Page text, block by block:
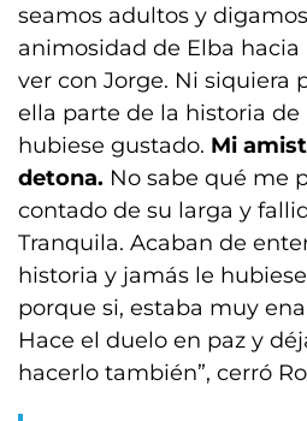
seamos adultos y
animosidad de Elba
ver con Jorge. Ni siquiera
ella parte de la historia
hubiese gustado. Mi
detona. No sabe qué me
contado de su larga y
Tranquila. Acaban de
historia y jamás le
porque si, estaba muy
Hace el duelo en paz y
hacerlo también”, cerró